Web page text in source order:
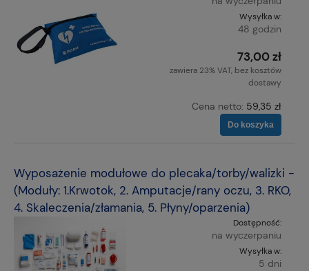
Wysyłka w:
48 godzin
73,00 zł
zawiera 23% VAT, bez kosztów
dostawy
Cena netto: 59,35 zł
Do koszyka
Wyposażenie modułowe do plecaka/torby/walizki -
(Moduły: 1.Krwotok, 2. Amputacje/rany oczu, 3. RKO,
4. Skaleczenia/złamania, 5. Płyny/oparzenia)
Dostępność:
na wyczerpaniu
Wysyłka w:
5 dni